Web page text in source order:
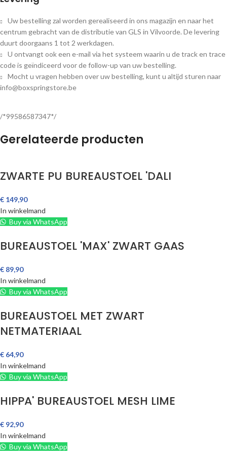
Uw bestelling zal worden gerealiseerd in ons magazijn en naar het
centrum gebracht van de distributie van GLS in Vilvoorde. De levering
duurt doorgaans 1 tot 2 werkdagen.
U ontvangt ook een e-mail via het systeem waarin u de track en trace
code is geïndiceerd voor de follow-up van uw bestelling.
Mocht u vragen hebben over uw bestelling, kunt u altijd sturen naar
info@boxspringstore.be
/*99586587347*/
Gerelateerde producten
ZWARTE PU BUREAUSTOEL 'DALI
€ 149,90
In winkelmand
Buy via WhatsApp
BUREAUSTOEL 'MAX' ZWART GAAS
€ 89,90
In winkelmand
Buy via WhatsApp
BUREAUSTOEL MET ZWART
NETMATERIAAL
€ 64,90
In winkelmand
Buy via WhatsApp
HIPPA' BUREAUSTOEL MESH LIME
€ 92,90
In winkelmand
Buy via WhatsApp